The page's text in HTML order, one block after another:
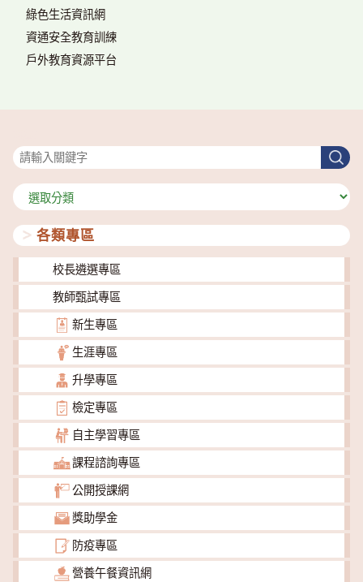
綠色生活資訊網
資通安全教育訓練
戶外教育資源平台
搜
尋
分
類
各類專區
校長遴選專區
教師甄試專區
新生專區
生涯專區
升學專區
檢定專區
自主學習專區
課程諮詢專區
公開授課網
獎助學金
防疫專區
營養午餐資訊網